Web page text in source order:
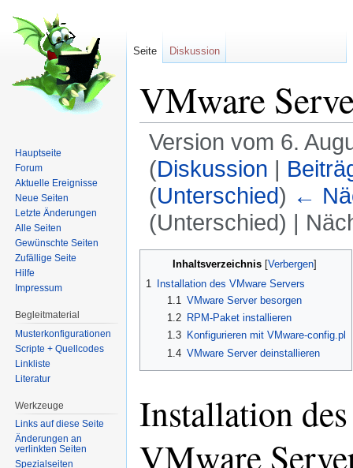
VMware
Version vom 6.
(Diskussion |
(Unterschied) ←
(Unterschied) |
Inhaltsverzeichnis[Verbergen]
1
Installation des VMware Servers
1.1 VMware Server besorgen
1.2
RPM-Paket installieren
1.3
Konfigurieren mit VMware-config.pl
1.4 VMware Server deinstallieren
Installation des
VMware
Seite Diskussion
Hauptseite
Forum
Aktuelle Ereignisse
Neue Seiten
Letzte Änderungen
Alle Seiten
Gewünschte Seiten
Zufällige Seite
Hilfe
Impressum
Begleitmaterial
Musterkonfigurationen
Scripte + Quellcodes
Linkliste
Literatur
Werkzeuge
Links auf diese Seite
Änderungen an
verlinkten Seiten
Spezialseiten